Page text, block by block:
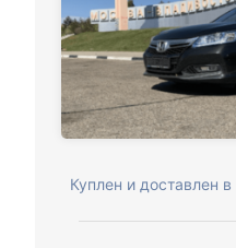
Куплен и доставлен